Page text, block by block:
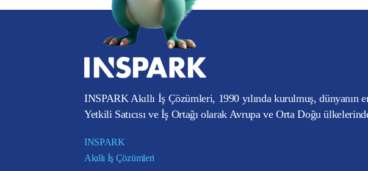
INSPARK Akıllı İş Çözümleri, 1990 yılında kurulmuş,
Yetkili Satıcısı ve İş Ortağı olarak Avrupa ve Orta Doğu
INSPARK
Akıllı İş Çözümleri